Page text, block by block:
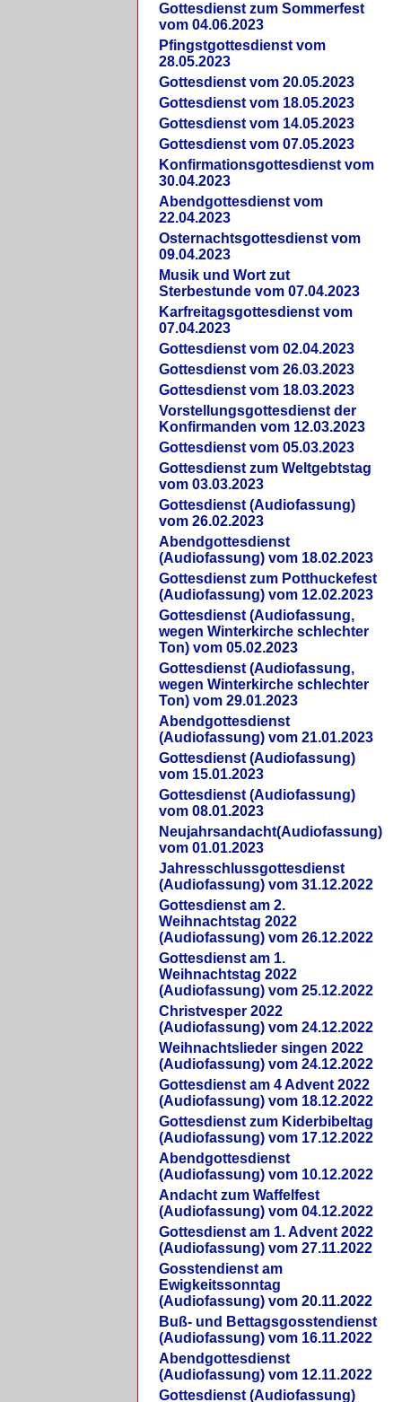
Gottesdienst zum Sommerfest
vom 04.06.2023
Pfingstgottesdienst vom
28.05.2023
Gottesdienst vom 20.05.2023
Gottesdienst vom 18.05.2023
Gottesdienst vom 14.05.2023
Gottesdienst vom 07.05.2023
Konfirmationsgottesdienst vom
30.04.2023
Abendgottesdienst vom
22.04.2023
Osternachtsgottesdienst vom
09.04.2023
Musik und Wort zut
Sterbestunde vom 07.04.2023
Karfreitagsgottesdienst vom
07.04.2023
Gottesdienst vom 02.04.2023
Gottesdienst vom 26.03.2023
Gottesdienst vom 18.03.2023
Vorstellungsgottesdienst der
Konfirmanden vom 12.03.2023
Gottesdienst vom 05.03.2023
Gottesdienst zum Weltgebtstag
vom 03.03.2023
Gottesdienst (Audiofassung)
vom 26.02.2023
Abendgottesdienst
(Audiofassung) vom 18.02.2023
Gottesdienst zum Potthuckefest
(Audiofassung) vom 12.02.2023
Gottesdienst (Audiofassung,
wegen Winterkirche schlechter
Ton) vom 05.02.2023
Gottesdienst (Audiofassung,
wegen Winterkirche schlechter
Ton) vom 29.01.2023
Abendgottesdienst
(Audiofassung) vom 21.01.2023
Gottesdienst (Audiofassung)
vom 15.01.2023
Gottesdienst (Audiofassung)
vom 08.01.2023
Neujahrsandacht(Audiofassung)
vom 01.01.2023
Jahresschlussgottesdienst
(Audiofassung) vom 31.12.2022
Gottesdienst am 2.
Weihnachtstag 2022
(Audiofassung) vom 26.12.2022
Gottesdienst am 1.
Weihnachtstag 2022
(Audiofassung) vom 25.12.2022
Christvesper 2022
(Audiofassung) vom 24.12.2022
Weihnachtslieder singen 2022
(Audiofassung) vom 24.12.2022
Gottesdienst am 4 Advent 2022
(Audiofassung) vom 18.12.2022
Gottesdienst zum Kiderbibeltag
(Audiofassung) vom 17.12.2022
Abendgottesdienst
(Audiofassung) vom 10.12.2022
Andacht zum Waffelfest
(Audiofassung) vom 04.12.2022
Gottesdienst am 1. Advent 2022
(Audiofassung) vom 27.11.2022
Gosstendienst am
Ewigkeitssonntag
(Audiofassung) vom 20.11.2022
Buß- und Bettagsgosstendienst
(Audiofassung) vom 16.11.2022
Abendgottesdienst
(Audiofassung) vom 12.11.2022
Gottesdienst (Audiofassung)